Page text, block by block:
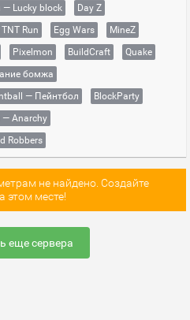
— Lucky block
Day Z
TNT Run Egg Wars
MineZ
Pixelmon BuildCraft
Quake
бомжа
— Пейнтбол
BlockParty
— Anarchy
Robbers
не найдено. Создайте
этом месте!
еще сервера